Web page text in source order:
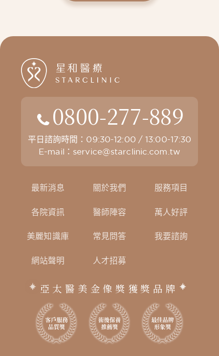
0800-277-889
平日諮詢時間：09:30-12:00 / 13:00-17:30
E-mail： service@starclinic.com.tw
最新消息 關於我們 服務項目
各院資訊 醫師陣容 萬人好評
美麗知識庫 常見問答 我要諮詢
網站聲明 人才招募
亞太醫美金像獎獲獎品牌